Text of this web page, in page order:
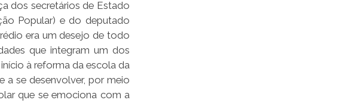
dos secretários de Estado
Popular) e do deputado
era um desejo de todo
que integram um dos
à reforma da escola da
a se desenvolver, por meio
que se emociona com a